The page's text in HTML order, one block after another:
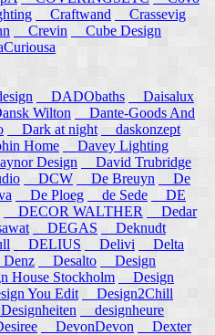
Craftwand
Crassevig
Crevin
Cube Design
DADObaths
Daisalux
Wilton
Dante-Goods And
Dark at night
daskonzept
Home
Davey Lighting
Design
David Trubridge
DCW De Breuyn
De
De Ploeg de Sede
DE
DECOR WALTHER
Dedar
DEGAS
Deknudt
DELIUS Delivi
Delta
Desalto
Design
House Stockholm
Design
You Edit
Design2Chill
designheure
DevonDevon
Dexter